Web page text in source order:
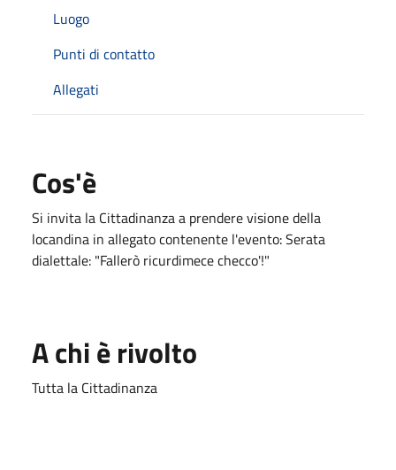
Luogo
Punti di contatto
Allegati
Cos'è
Si invita la Cittadinanza a prendere visione della
locandina in allegato contenente l'evento: Serata
dialettale: "Fallerò ricurdimece checco'!"
A chi è rivolto
Tutta la Cittadinanza